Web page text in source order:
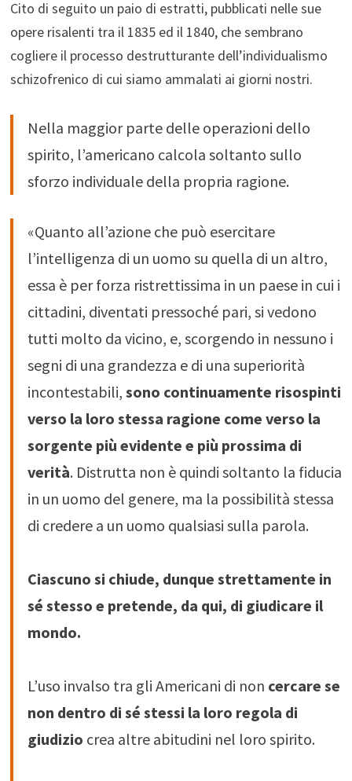
Cito di seguito un paio di estratti, pubblicati nelle sue
opere risalenti tra il 1835 ed il 1840, che sembrano
cogliere il processo destrutturante dell’individualismo
schizofrenico di cui siamo ammalati ai giorni nostri.
Nella maggior parte delle operazioni dello
spirito, l’americano calcola soltanto sullo
sforzo individuale della propria ragione.
«Quanto all’azione che può esercitare
l’intelligenza di un uomo su quella di un altro,
essa è per forza ristrettissima in un paese in cui i
cittadini, diventati pressoché pari, si vedono
tutti molto da vicino, e, scorgendo in nessuno i
segni di una grandezza e di una superiorità
incontestabili, sono continuamente risospinti
verso la loro stessa ragione come verso la
sorgente più evidente e più prossima di
verità. Distrutta non è quindi soltanto la fiducia
in un uomo del genere, ma la possibilità stessa
di credere a un uomo qualsiasi sulla parola.
Ciascuno si chiude, dunque strettamente in
sé stesso e pretende, da qui, di giudicare il
mondo.
L’uso invalso tra gli Americani di non cercare se
non dentro di sé stessi la loro regola di
giudizio crea altre abitudini nel loro spirito.